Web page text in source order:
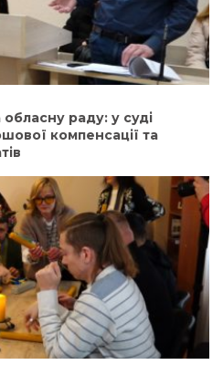
раду: у суді
компенсації та